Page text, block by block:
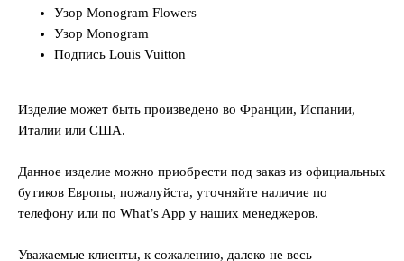
Узор Monogram Flowers
Узор Monogram
Подпись Louis Vuitton
Изделие может быть произведено во Франции, Испании,
Италии или США.
Данное изделие можно приобрести под заказ из официальных
бутиков Европы, пожалуйста, уточняйте наличие по
телефону или по What’s App у наших менеджеров.
Уважаемые клиенты, к сожалению, далеко не весь